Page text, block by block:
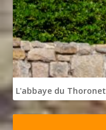
L'abbaye du Thoronet